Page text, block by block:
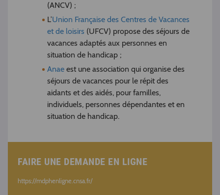
(ANCV) ;
L’Union Française des Centres de Vacances
et de loisirs (UFCV) propose des séjours de
vacances adaptés aux personnes en
situation de handicap ;
Anae est une association qui organise des
séjours de vacances pour le répit des
aidants et des aidés, pour familles,
individuels, personnes dépendantes et en
situation de handicap.
FAIRE UNE DEMANDE EN LIGNE
https://mdphenligne.cnsa.fr/